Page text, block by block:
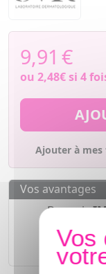
9,91 €
ou 2,48€si 4
Ajouter à mes
Vos avantages
Des prix
Paiement
Paiement